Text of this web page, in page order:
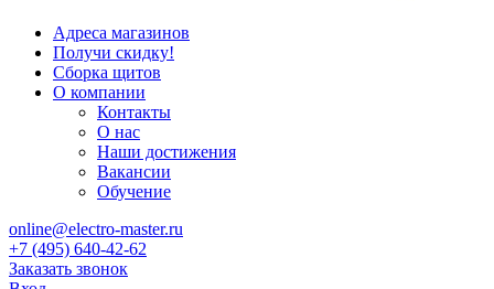
Адреса магазинов
Получи скидку!
Сборка щитов
О компании
Контакты
О нас
Наши достижения
Вакансии
Обучение
online@electro-master.ru
+7 (495) 640-42-62
Заказать звонок